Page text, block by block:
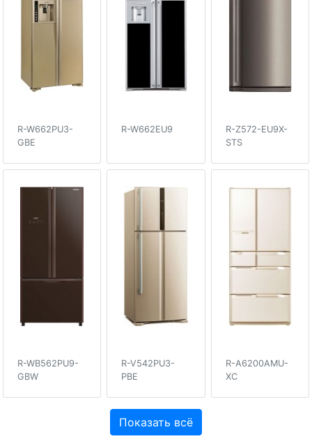
R-W662PU3-
GBE
R-W662EU9
R-Z572-EU9X-
STS
R-WB562PU9-
GBW
R-V542PU3-
PBE
R-A6200AMU-
XC
Показать всё